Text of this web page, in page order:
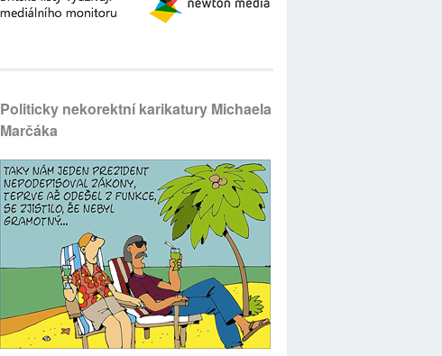
Politicky nekorektní karikatury Michaela
Marčáka